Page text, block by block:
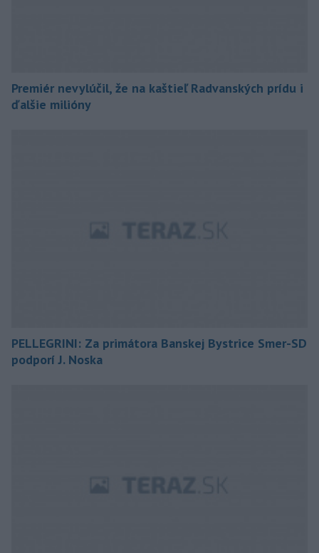
Premiér nevylúčil, že na kaštieľ Radvanských prídu i
ďalšie milióny
PELLEGRINI: Za primátora Banskej Bystrice Smer-SD
podporí J. Noska